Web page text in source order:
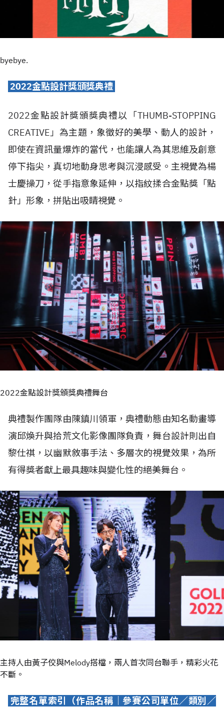
byebye.
2022金點設計獎頒獎典禮
2022金點設計獎頒獎典禮以「THUMB-STOPPING
CREATIVE」為主題，象徵好的美學、動人的設計，
即使在資訊量爆炸的當代，也能讓人為其思維及創意
停下指尖，真切地動身思考與沉浸感受。主視覺為楊
士慶操刀，從手指意象延伸，以指紋揉合金點獎「點
針」形象，拼貼出吸睛視覺。
2022金點設計獎頒獎典禮舞台
典禮製作團隊由陳鎮川領軍，典禮動態由知名動畫導
演邱煥升與拾荒文化影像團隊負責，舞台設計則出自
黎仕祺，以幽默敘事手法、多層次的視覺效果，為所
有得獎者獻上最具趣味與變化性的絕美舞台。
主持人由黃子佼與Melody搭檔，兩人首次同台聯手，精彩火花
不斷。
完整名單索引（作品名稱｜參賽公司單位／類別／